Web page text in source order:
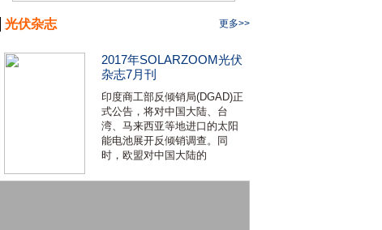
光伏杂志 更多>>
2017年SOLARZOOM光伏
杂志7月刊
印度商工部反倾销局(DGAD)正
式公告，将对中国大陆、台
湾、马来西亚等地进口的太阳
能电池展开反倾销调查。同
时，欧盟对中国大陆的